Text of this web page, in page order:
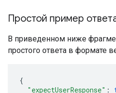
Простой пример
В приведенном ниже
простого ответа в формате
{
"expectUserResponse" :